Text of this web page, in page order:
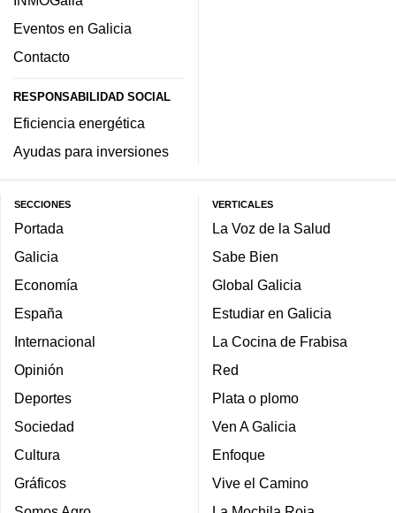
Eventos en Galicia
Contacto
RESPONSABILIDAD SOCIAL
Eficiencia energética
Ayudas para inversiones
SECCIONES
Portada
Galicia
Economía
España
Internacional
Opinión
Deportes
Sociedad
Cultura
Gráficos
VERTICALES
La Voz de la Salud
Sabe Bien
Global Galicia
Estudiar en Galicia
La Cocina de Frabisa
Red
Plata o plomo
Ven A Galicia
Enfoque
Vive el Camino